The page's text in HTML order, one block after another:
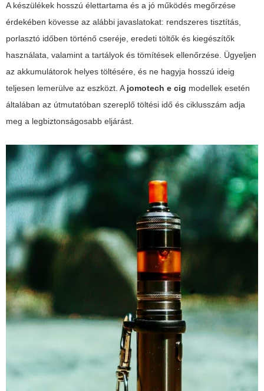
A készülékek hosszú élettartama és a jó működés megőrzése
érdekében kövesse az alábbi javaslatokat: rendszeres tisztítás,
porlasztó időben történő cseréje, eredeti töltők és kiegészítők
használata, valamint a tartályok és tömítések ellenőrzése. Ügyeljen
az akkumulátorok helyes töltésére, és ne hagyja hosszú ideig
teljesen lemerülve az eszközt. Ajomotech e cig modellek esetén
általában az útmutatóban szereplő töltési idő és ciklusszám adja
meg a legbiztonságosabb eljárást.